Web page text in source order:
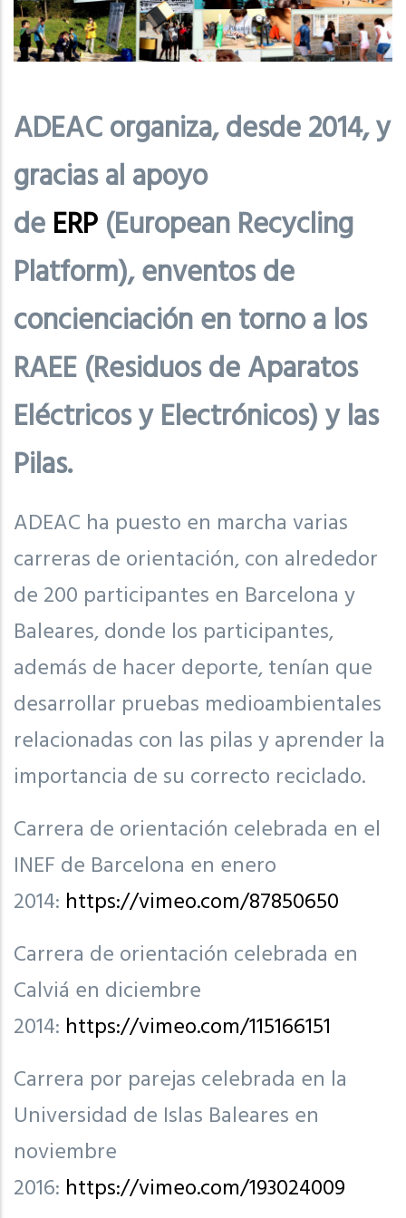
ADEAC organiza, desde 2014, y
gracias al apoyo
deERP(European Recycling
Platform), enventos de
concienciación en torno a los
RAEE (Residuos de Aparatos
Eléctricos y Electrónicos) y las
Pilas.
ADEAC ha puesto en marcha varias
carreras de orientación, con alrededor
de 200 participantes en Barcelona y
Baleares, donde los participantes,
además de hacer deporte, tenían que
desarrollar pruebas medioambientales
relacionadas con las pilas y aprender la
importancia de su correcto reciclado.
Carrera de orientación celebrada en el
INEF de Barcelona en enero
2014: https://vimeo.com/87850650
Carrera de orientación celebrada en
Calviá en diciembre
2014: https://vimeo.com/115166151
Carrera por parejas celebrada en la
Universidad de Islas Baleares en
noviembre
2016: https://vimeo.com/193024009